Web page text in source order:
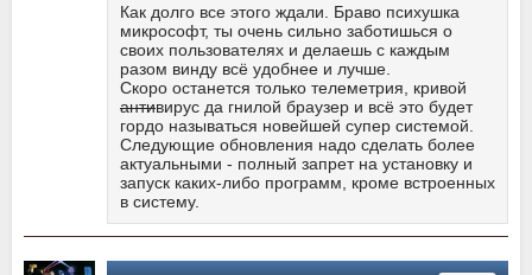
Как долго все этого ждали. Браво психушка
микрософт, ты очень сильно заботишься о
своих пользователях и делаешь с каждым
разом винду всё удобнее и лучше.
Скоро останется только телеметрия, кривой
антивирус да гнилой браузер и всё это будет
гордо называться новейшей супер системой.
Следующие обновления надо сделать более
актуальными - полный запрет на установку и
запуск каких-либо программ, кроме встроенных
в систему.